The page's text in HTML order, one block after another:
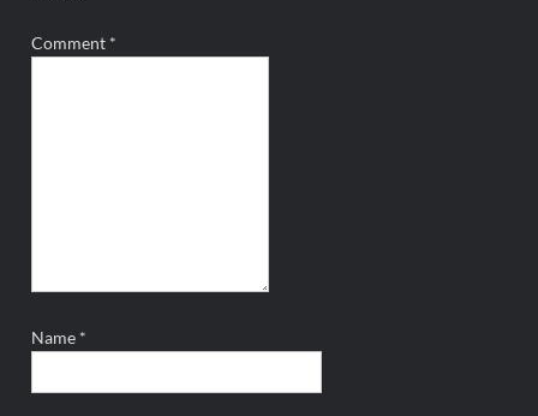
Comment *
Name *